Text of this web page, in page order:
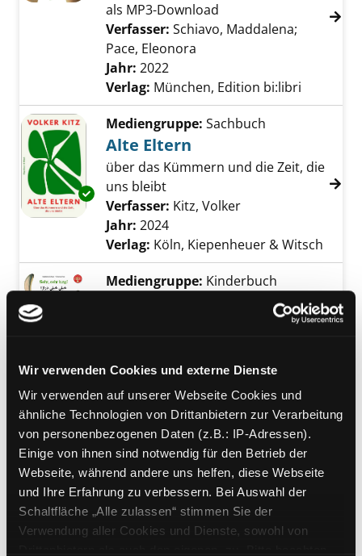
Wir verwenden Cookies und externe Dienste
Wir verwenden auf unserer Webseite Cookies und
ähnliche Technologien von Drittanbietern zur Verarbeitung
von personenbezogenen Daten (z.B.: IP-Adressen).
Einige von ihnen sind notwendig für den Betrieb der
Webseite, während andere uns helfen, diese Webseite
und Ihre Erfahrung zu verbessern. Bei Auswahl der
Schaltfläche „Alle zulassen“ stimmen Sie der
Verwendung aller Cookies und Dienste, sowohl von
als MP3-Download
Verfasser: Schiavo, Maddalena;
Pace, Eleonora
Jahr: 2022
Verlag: München, Edition bi:libri
Exemplar-Details von Alte Eltern anzeigen
Mediengruppe: Sachbuch
Alte Eltern
über das Kümmern und die Zeit, die
uns bleibt
Verfasser: Kitz, Volker
Jahr: 2024
Verlag: Köln, Kiepenheuer & Witsch
Exemplar-Details von Sehr, sehr lang!
Mediengruppe: Kinderbuch
Verfasser:
Schiavo, Maddalena
Jahr:2022
Verlag:München, Edition bi-libri
Exemplar-Details von Lotta zieht um
Mediengruppe:Kinderbuch
Lotta zieht um
Verfasser:Lindgren, Astrid;Heikkilä,
CeciliaSuche nach diesem Verfasser
Jahr:2024